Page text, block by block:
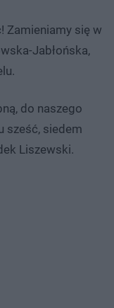
Zamieniamy się w
Jabłońska,
do naszego
sześć, siedem
Liszewski.